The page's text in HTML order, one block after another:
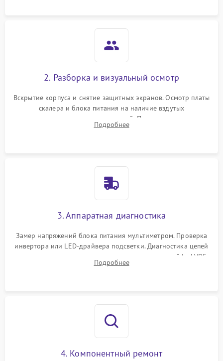
2. Разборка и визуальный осмотр
Вскрытие корпуса и снятие защитных экранов. Осмотр платы
скалера и блока питания на наличие вздутых
конденсаторов, прогаров, окислений. Проверка надежности
контактов и целостности шлейфов матрицы.
Подробнее
3. Аппаратная диагностика
Замер напряжений блока питания мультиметром. Проверка
инвертора или LED-драйвера подсветки. Диагностика цепей
питания скалера и тестирование сигналов на шлейфе LVDS
Подробнее
4. Компонентный ремонт